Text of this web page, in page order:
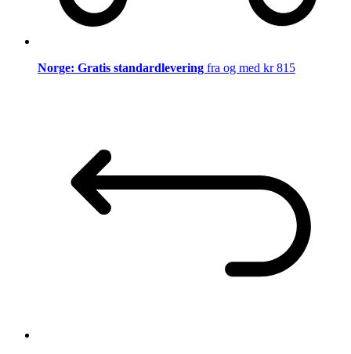
Norge: Gratis standardlevering fra og med kr 815